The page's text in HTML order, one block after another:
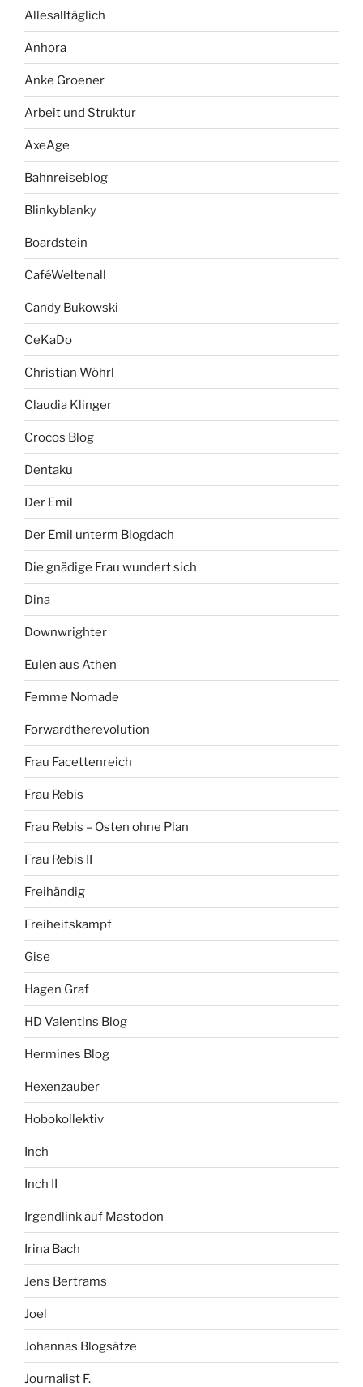
Allesalltäglich
Anhora
Anke Groener
Arbeit und Struktur
AxeAge
Bahnreiseblog
Blinkyblanky
Boardstein
CaféWeltenall
Candy Bukowski
CeKaDo
Christian Wöhrl
Claudia Klinger
Crocos Blog
Dentaku
Der Emil
Der Emil unterm Blogdach
Die gnädige Frau wundert sich
Dina
Downwrighter
Eulen aus Athen
Femme Nomade
Forwardtherevolution
Frau Facettenreich
Frau Rebis
Frau Rebis – Osten ohne Plan
Frau Rebis II
Freihändig
Freiheitskampf
Gise
Hagen Graf
HD Valentins Blog
Hermines Blog
Hexenzauber
Hobokollektiv
Inch
Inch II
Irgendlink auf Mastodon
Irina Bach
Jens Bertrams
Joel
Johannas Blogsätze
Journalist F.